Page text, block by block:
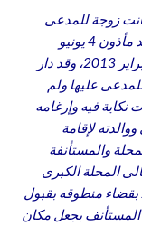
زوجة للمدعى
بصحيح العقد الشرعي، وقد طلقت منه على يد مأذون 4 يونيو
2016، وقد رزق منها بالصغيرة “ر” مواليد 5 فبراير 2013، وقد دار
عليها ولم
فيه وإرغامه
لإقامة
أسرة مركز المحلة والمستأنفة
عالى المحلة الكبرى
والتي قضى لهما فيها بتاريخ 25 نوفمبر 2015 بقضاء منطوقه بقبول
المستأنف بجعل مكان